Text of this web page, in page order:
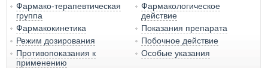
Фармако-терапевтическая
группа
Фармакологическое
действие
Фармакокинетика
Показания препарата
Режим дозирования
Побочное действие
Противопоказания к
применению
Особые указания